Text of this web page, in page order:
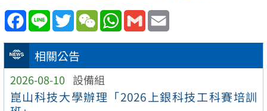
相關公告
2026-08-10 設備組
崑山科技大學辦理「2026上銀科技工科賽培訓
Facebook
Line TwitterWeChatWhatsApp
Gmail